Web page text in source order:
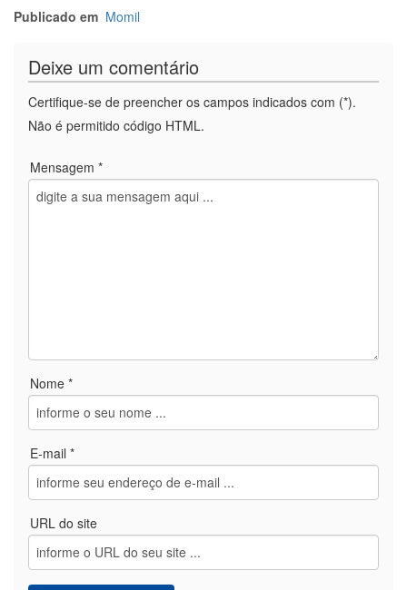
Publicado em Momil
Deixe um comentário
Certifique-se de preencher os campos indicados com (*).
Não é permitido código HTML.
Mensagem *
Nome *
E-mail *
URL do site